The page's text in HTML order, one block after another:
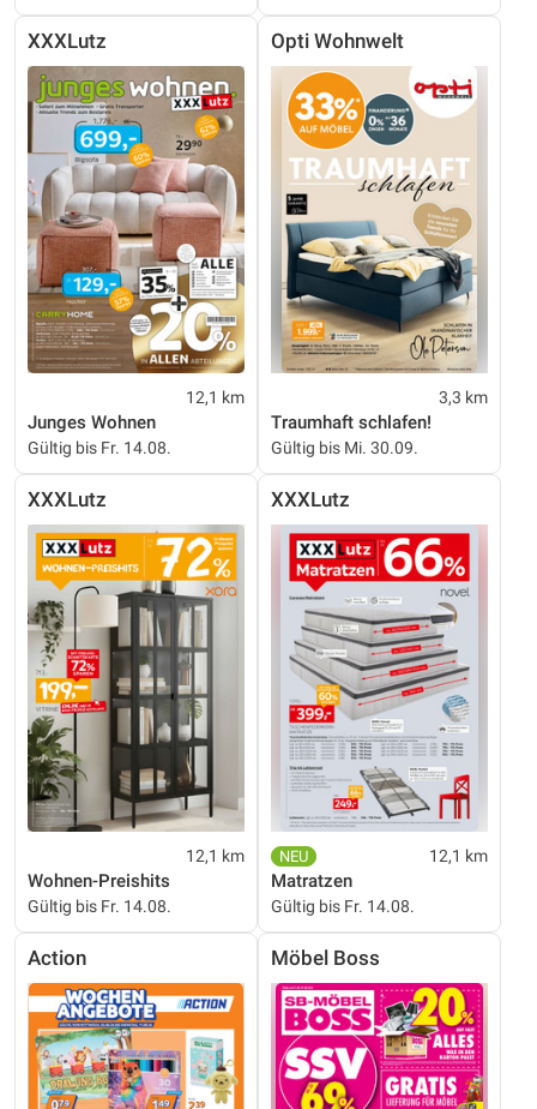
XXXLutz
12,1 km
Junges Wohnen
Gültig bis Fr. 14.08.
Opti Wohnwelt
3,3 km
Traumhaft schlafen!
Gültig bis Mi. 30.09.
XXXLutz
12,1 km
Wohnen-Preishits
Gültig bis Fr. 14.08.
XXXLutz
12,1 km
Matratzen
Gültig bis Fr. 14.08.
Action Möbel Boss